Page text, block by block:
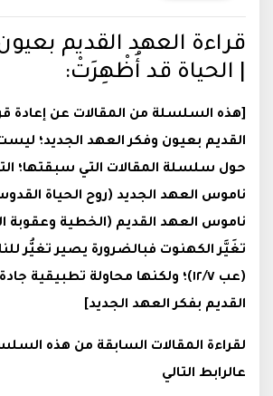
| الحياة قد أُظْهِرَتْ:
[هذه السلسلة من المقالات عن إعادة
القديم بعيون وفكر العهد الجديد؛ ليست
حول سلسلة المقالات التي سبقتها؛
ناموس العهد الجديد (روح الحياة
ناموس العهد القديم (الخطية وعقوبة
تغَيَّر الكهنوت فبالضرورة يصير تغيُّر
(عب ١٢/٧)؛ ولكنها محاولة تطبيقية
القديم بفكر العهد الجديد]
لقراءة المقالات السابقة من هذه
عالرابط التالي